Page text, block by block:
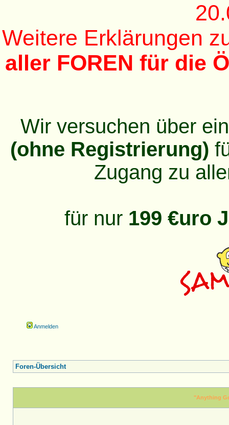
Weitere Erklärungen
aller FOREN für die
Wir versuchen über
(ohne Registrierung)
Zugang zu
für nur 199 €uro
Anmelden
Foren-Übersicht
"Anything